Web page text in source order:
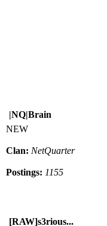
|NQ|Brain
NEW
Clan: NetQuarter
Postings: 1155
[RAW]s3rious...